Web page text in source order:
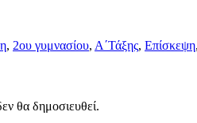
, 2ου γυμνασίου, Α΄Τάξης, Επίσκεψη,
θα δημοσιευθεί.